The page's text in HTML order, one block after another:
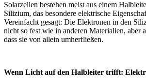
Solarzellen bestehen meist aus einem
Silizium, das besondere elektrische
Vereinfacht gesagt: Die Elektronen in den
nicht so fest wie in anderen Materialien, aber
dass sie von allein umherfließen.
Wenn Licht auf den Halbleiter trifft: